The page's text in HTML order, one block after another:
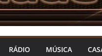
RÁDIO MÚSICA